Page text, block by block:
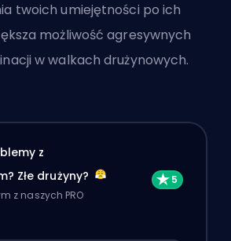
twoich umiejętności po ich
możliwość agresywnych
w walkach drużynowych.
z
Złe drużyny?
z naszych PRO